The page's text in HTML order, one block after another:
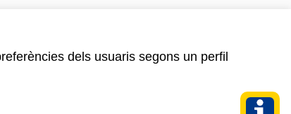
dels usuaris segons un perfil